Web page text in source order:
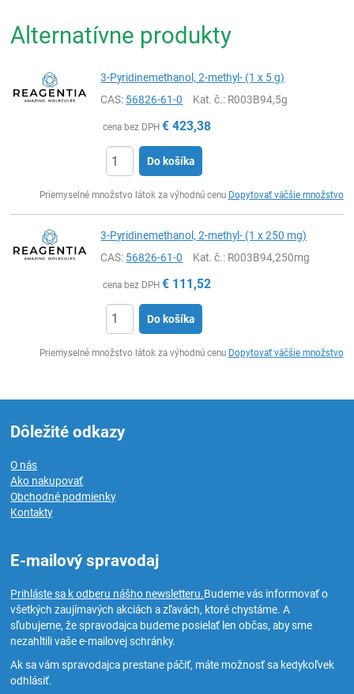
Alternatívne produkty
3-Pyridinemethanol, 2-methyl- (1 x 5 g)
CAS: 56826-61-0 Kat. č.: R003B94,5g
cena bez DPH € 423,38
Do košíka
Priemyselné množstvo látok za výhodnú cenu Dopytovať väčšie množstvo
3-Pyridinemethanol, 2-methyl- (1 x 250 mg)
CAS: 56826-61-0 Kat. č.: R003B94,250mg
cena bez DPH € 111,52
Do košíka
Priemyselné množstvo látok za výhodnú cenu Dopytovať väčšie množstvo
Dôležité odkazy
O nás
Ako nakupovať
Obchodné podmienky
Kontakty
E-mailový spravodaj
Prihláste sa k odberu nášho newsletteru.Budeme vás informovať o
všetkých zaujímavých akciách a zľavách, ktoré chystáme. A
sľubujeme, že spravodajca budeme posielať len občas, aby sme
nezahltili vaše e-mailovej schránky.
Ak sa vám spravodajca prestane páčiť, máte možnosť sa kedykoľvek
odhlásiť.